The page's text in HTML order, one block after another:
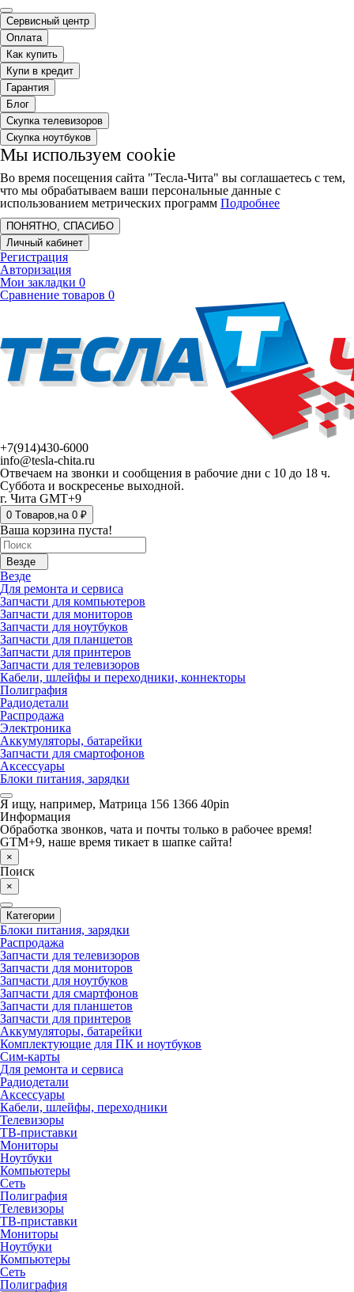
Сервисный центр
Оплата
Как купить
Купи в кредит
Гарантия
Блог
Скупка телевизоров
Скупка ноутбуков
Мы используем cookie
Во время посещения сайта "Тесла-Чита" вы соглашаетесь с тем,
что мы обрабатываем ваши персональные данные с
использованием метрических программ Подробнее
ПОНЯТНО, СПАСИБО
Личный кабинет
Регистрация
Авторизация
Мои закладки 0
Сравнение товаров 0
+7(914)430-6000
info@tesla-chita.ru
Отвечаем на звонки и сообщения в рабочие дни с 10 до 18 ч.
Суббота и воскресенье выходной.
г. Чита GMT+9
0 Tоваров,на 0 ₽
Ваша корзина пуста!
Везде
Везде
Для ремонта и сервиса
Запчасти для компьютеров
Запчасти для мониторов
Запчасти для ноутбуков
Запчасти для планшетов
Запчасти для принтеров
Запчасти для телевизоров
Кабели, шлейфы и переходники, коннекторы
Полиграфия
Радиодетали
Распродажа
Электроника
Аккумуляторы, батарейки
Запчасти для смартофонов
Аксессуары
Блоки питания, зарядки
Я ищу, например, Матрица 156 1366 40pin
Информация
Обработка звонков, чата и почты только в рабочее время!
GTM+9, наше время тикает в шапке сайта!
×
Поиск
×
Категории
Блоки питания, зарядки
Распродажа
Запчасти для телевизоров
Запчасти для мониторов
Запчасти для ноутбуков
Запчасти для смартфонов
Запчасти для планшетов
Запчасти для принтеров
Аккумуляторы, батарейки
Комплектующие для ПК и ноутбуков
Сим-карты
Для ремонта и сервиса
Радиодетали
Аксессуары
Кабели, шлейфы, переходники
Телевизоры
ТВ-приставки
Мониторы
Ноутбуки
Компьютеры
Сеть
Полиграфия
Телевизоры
ТВ-приставки
Мониторы
Ноутбуки
Компьютеры
Сеть
Полиграфия